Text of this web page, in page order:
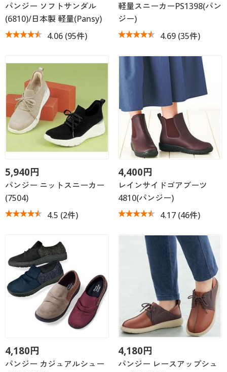
パンジー ソフトサンダル
(6810)/日本製 軽量(Pansy)
4.06 (95件)
軽量スニーカーPS1398(パン
ジー)
4.69(35件)
5,940円
パンジー ニットスニーカー
(7504)
4.5 (2件)
4,400円
レインサイドゴアブーツ
4810(パンジー)
4.17(46件)
4,180円
パンジー カジュアルシュー
4,180円
パンジー レースアップシュ